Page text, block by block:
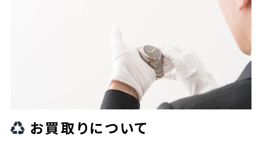
お買取りについて